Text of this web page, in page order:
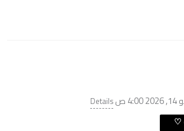
Details